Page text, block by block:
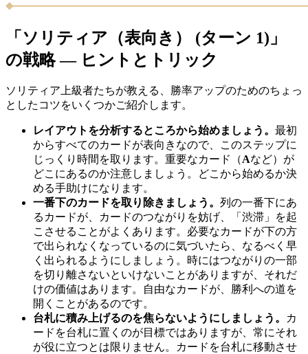
「ソリティア（表向き） (ターン 1)」
の戦略 — ヒントとトリック
ソリティア上級者たちが教える、勝率アップのためのちょっ
としたコツをいくつかご紹介します。
レイアウトを分析するところから始めましょう。 最初
からすべてのカードが表向きなので、このステップに
じっくり時間を取ります。重要なカード（Aなど）が
どこにあるのか注意しましょう。どこから始めるか決
める手助けになります。
一番下のカードを取り除きましょう。 列の一番下にあ
るカードが、カードのつながりを妨げ、「渋滞」を起
こさせることがよくあります。必要なカードが下の方
で出られなくなっているのに気づいたら、なるべく早
く出られるようにしましょう。時にはつながりの一部
を切り離さないといけないことがありますが、それだ
けの価値はあります。自由なカードが、勝利への道を
開くことがあるのです。
台札に積み上げるのを焦らないようにしましょう。
カ
ードを台札に置くのが目標ではありますが、常にそれ
が役に立つとは限りません。カードを台札に移動させ